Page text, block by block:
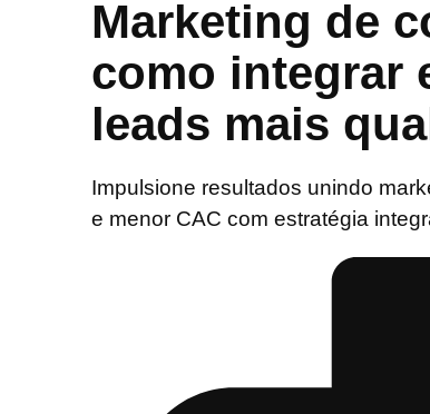
Marketing de
como integrar
leads mais
Impulsione resultados unindo
e menor CAC com estratégia